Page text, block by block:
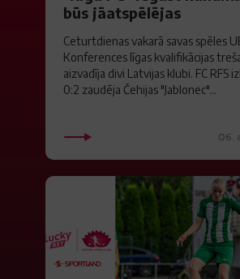
būs jāatspēlējas
Ceturtdienas vakarā savas spēles
Konferences līgas kvalifikācijas
aizvadīja divi Latvijas klubi. FC RFS
0:2 zaudēja Čehijas "Jablonec"...
06.